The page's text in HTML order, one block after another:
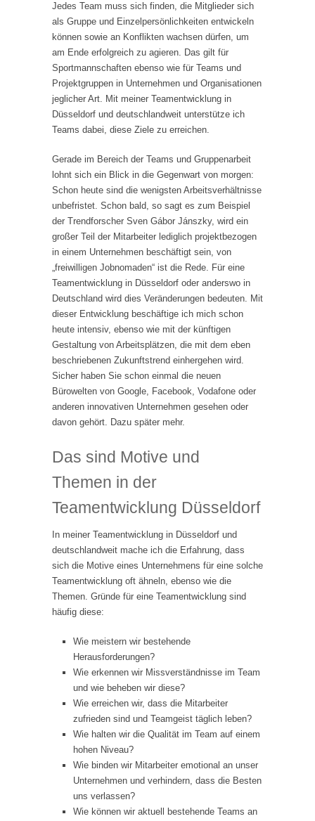
Jedes Team muss sich finden, die Mitglieder sich
als Gruppe und Einzelpersönlichkeiten entwickeln
können sowie an Konflikten wachsen dürfen, um
am Ende erfolgreich zu agieren. Das gilt für
Sportmannschaften ebenso wie für Teams und
Projektgruppen in Unternehmen und Organisationen
jeglicher Art. Mit meiner Teamentwicklung in
Düsseldorf und deutschlandweit unterstütze ich
Teams dabei, diese Ziele zu erreichen.
Gerade im Bereich der Teams und Gruppenarbeit
lohnt sich ein Blick in die Gegenwart von morgen:
Schon heute sind die wenigsten Arbeitsverhältnisse
unbefristet. Schon bald, so sagt es zum Beispiel
der Trendforscher Sven Gábor Jánszky, wird ein
großer Teil der Mitarbeiter lediglich projektbezogen
in einem Unternehmen beschäftigt sein, von
„freiwilligen Jobnomaden“ ist die Rede. Für eine
Teamentwicklung in Düsseldorf oder anderswo in
Deutschland wird dies Veränderungen bedeuten. Mit
dieser Entwicklung beschäftige ich mich schon
heute intensiv, ebenso wie mit der künftigen
Gestaltung von Arbeitsplätzen, die mit dem eben
beschriebenen Zukunftstrend einhergehen wird.
Sicher haben Sie schon einmal die neuen
Bürowelten von Google, Facebook, Vodafone oder
anderen innovativen Unternehmen gesehen oder
davon gehört. Dazu später mehr.
Das sind Motive und
Themen in der
Teamentwicklung Düsseldorf
In meiner Teamentwicklung in Düsseldorf und
deutschlandweit mache ich die Erfahrung, dass
sich die Motive eines Unternehmens für eine solche
Teamentwicklung oft ähneln, ebenso wie die
Themen. Gründe für eine Teamentwicklung sind
häufig diese:
Wie meistern wir bestehende
Herausforderungen?
Wie erkennen wir Missverständnisse im Team
und wie beheben wir diese?
Wie erreichen wir, dass die Mitarbeiter
zufrieden sind und Teamgeist täglich leben?
Wie halten wir die Qualität im Team auf einem
hohen Niveau?
Wie binden wir Mitarbeiter emotional an unser
Unternehmen und verhindern, dass die Besten
uns verlassen?
Wie können wir aktuell bestehende Teams an